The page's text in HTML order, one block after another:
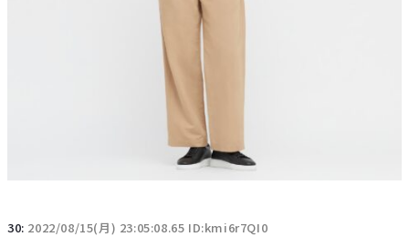
30: 2022/08/15(月) 23:05:08.65 ID:kmi6r7QI0